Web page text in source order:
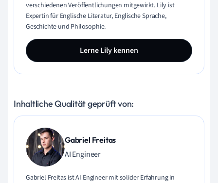
verschiedenen Veröffentlichungen mitgewirkt. Lily ist
Expertin für Englische Literatur, Englische Sprache,
Geschichte und Philosophie.
Lerne Lily kennen
Inhaltliche Qualität geprüft von:
Gabriel Freitas
AI Engineer
Gabriel Freitas ist AI Engineer mit solider Erfahrung in